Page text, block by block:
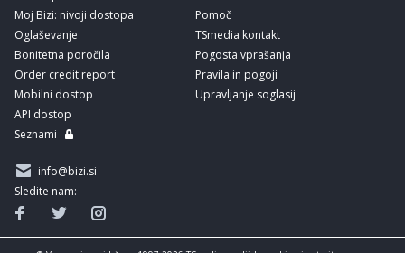
Moj Bizi: nivoji dostopa
Oglaševanje
Bonitetna poročila
Order credit report
Mobilni dostop
API dostop
Seznami
Pomoč
TSmedia kontakt
Pogosta vprašanja
Pravila in pogoji
Upravljanje soglasij
info@bizi.si
Sledite nam: